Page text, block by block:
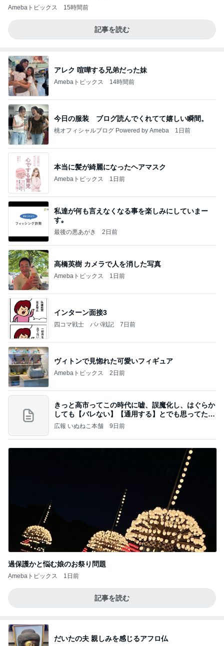
Amebaトピックス 15時間前
記事を読む
アレク 喧嘩する兄弟だった妹
Amebaトピックス 14時間前
今日の服装 ブログ読んでくれてて嬉しい瞬間。
桃オフィシャルブログ Powered by Ameba 1日前
本当に髪が綺麗になったヘアマスク
Amebaトピックス 1日前
私達が何も言えなくなる事を楽しみにしていまー
す｡
最後の悪あがき 2日前
高橋英樹 カメラで人を消した写真
Amebaトピックス 1日前
インターン面接3
四コマ戦士 パパ戦記 7日前
ヴィトンで見惚れた可愛いフィギュア
Amebaトピックス 2日前
きっと高市ってこの時代に嘘、誤魔化し、はぐらか
しても【バレない】【通用する】とでも思ってたん
だろ
広報 いぬねこ本舗 9日前
過保護かと悩む娘のお祭り問題
Amebaトピックス 1日前
記事を読む
だいたの夫 親しみを感じるアフロ仏